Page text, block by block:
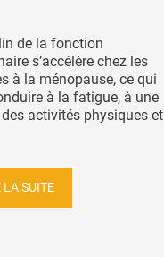
de la fonction
s’accélère chez les
à la ménopause, ce qui
à la fatigue, à une
activités physiques et
LA SUITE